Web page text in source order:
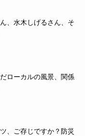
、水木しげるさん、そ
ローカルの風景、関係
、ご存じですか？防災